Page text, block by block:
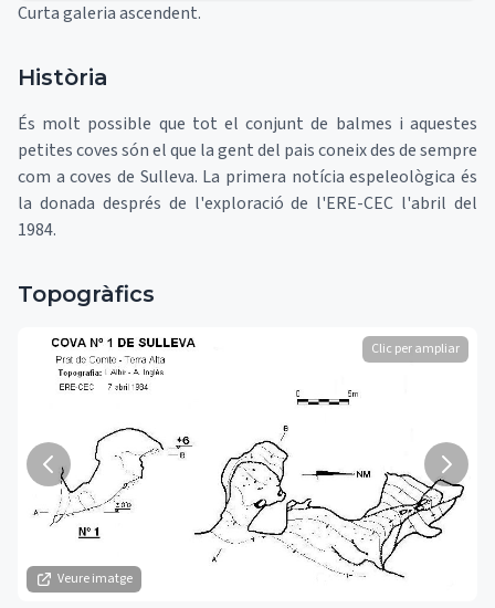
Curta galeria ascendent.
Història
És molt possible que tot el conjunt de balmes i aquestes
petites coves són el que la gent del pais coneix des de sempre
com a coves de Sulleva. La primera notícia espeleològica és
la donada després de l'exploració de l'ERE-CEC l'abril del
1984.
Topogràfics
Veure imatge
Clic per ampliar